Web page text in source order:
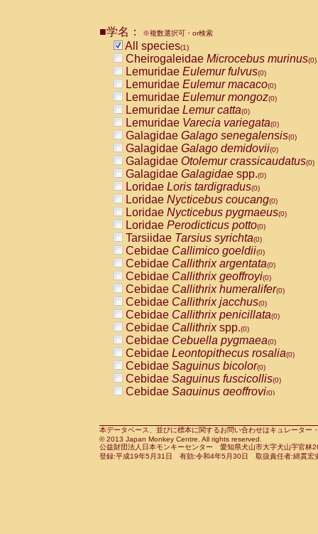
CebidaeCebus nigrivittatus
CebidaeCebus
CebidaeSaimiri boliviensis(0)
CebidaeSaimiri sciureus(0)
AtelidaeAlouatta caraya(0)
AtelidaeAlouatta fusca(0)
AtelidaeAlouatta seniculus
AtelidaeAlouattaspp.(0)
AtelidaeAteles belzebuth(0)
AtelidaeAteles geoffroyi(0)
AtelidaeAteles paniscus(0)
AtelidaeAtelesspp.(0)
Atelidae Lagothrix lagothricha
AtelidaeLagothrix lagothricha cana
PitheciidaeCacajao calvus
PitheciidaeCallicebus cupreus
PitheciidaeCallicebus donacophilus
PitheciidaeCallicebus moloch
PitheciidaeCallicebus torquatus
PitheciidaeCallicebusspp.(0)
PitheciidaeChiropotes satanas(0)
PitheciidaePithecia monachus
PitheciidaePithecia pithecia(0)
CercopithecidaeCercocebus agilis
CercopithecidaeCercocebus
CercopithecidaeCercocebus
CercopithecidaeCercocebus
CercopithecidaeCercocebus
CercopithecidaeCercocebushybrid
CercopithecidaePapio anubis(0)
CercopithecidaePapio cynocephalus
CercopithecidaePapio hamadryas(0)
■学名： ※複数選択可・or検索
All species(1)
Cheirogaleidae Microcebus murinus(0)
Lemuridae Eulemur fulvus(0)
Lemuridae Eulemur macaco(0)
Lemuridae Eulemur mongoz(0)
Lemuridae Lemur catta(0)
Lemuridae Varecia variegata(0)
Galagidae Galago senegalensis(0)
Galagidae Galago demidovii(0)
Galagidae Otolemur crassicaudatus(0)
Galagidae Galagidae spp.(0)
Loridae Loris tardigradus(0)
Loridae Nycticebus coucang(0)
Loridae Nycticebus pygmaeus(0)
Loridae Perodicticus potto(0)
Tarsiidae Tarsius syrichta(0)
Cebidae Callimico goeldii(0)
Cebidae Callithrix argentata(0)
Cebidae Callithrix geoffroyi(0)
Cebidae Callithrix humeralifer(0)
Cebidae Callithrix jacchus(0)
Cebidae Callithrix penicillata(0)
Cebidae Callithrixspp.(0)
Cebidae Cebuella pygmaea(0)
Cebidae Leontopithecus rosalia(0)
Cebidae Saguinus bicolor(0)
Cebidae Saguinus fuscicollis(0)
Cebidae Saguinus geoffroyi(0)
CebidaeSaguinus leucopus(0)
CebidaeSaguinus midas(0)
Cebidae Saguinus mystax(0)
本データベース、並びに標本に関するお問い合わせはキュレータ
© 2013 Japan Monkey Centre. All rights reserved.
公益財団法人日本モンキーセンター 愛知県犬山市大字犬山字官
登録:平成19年5月31日 有効:令和4年5月30日 取扱責任者:綿貫宏